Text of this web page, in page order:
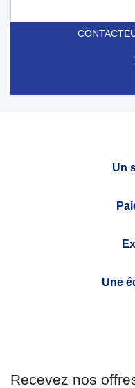
Un
Une
Recevez nos